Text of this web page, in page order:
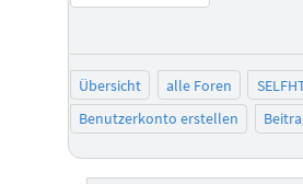
Übersicht alle Foren
Benutzerkonto erstellen